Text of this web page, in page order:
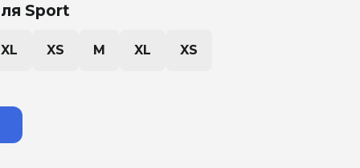
Sport
XL XS M XL XS